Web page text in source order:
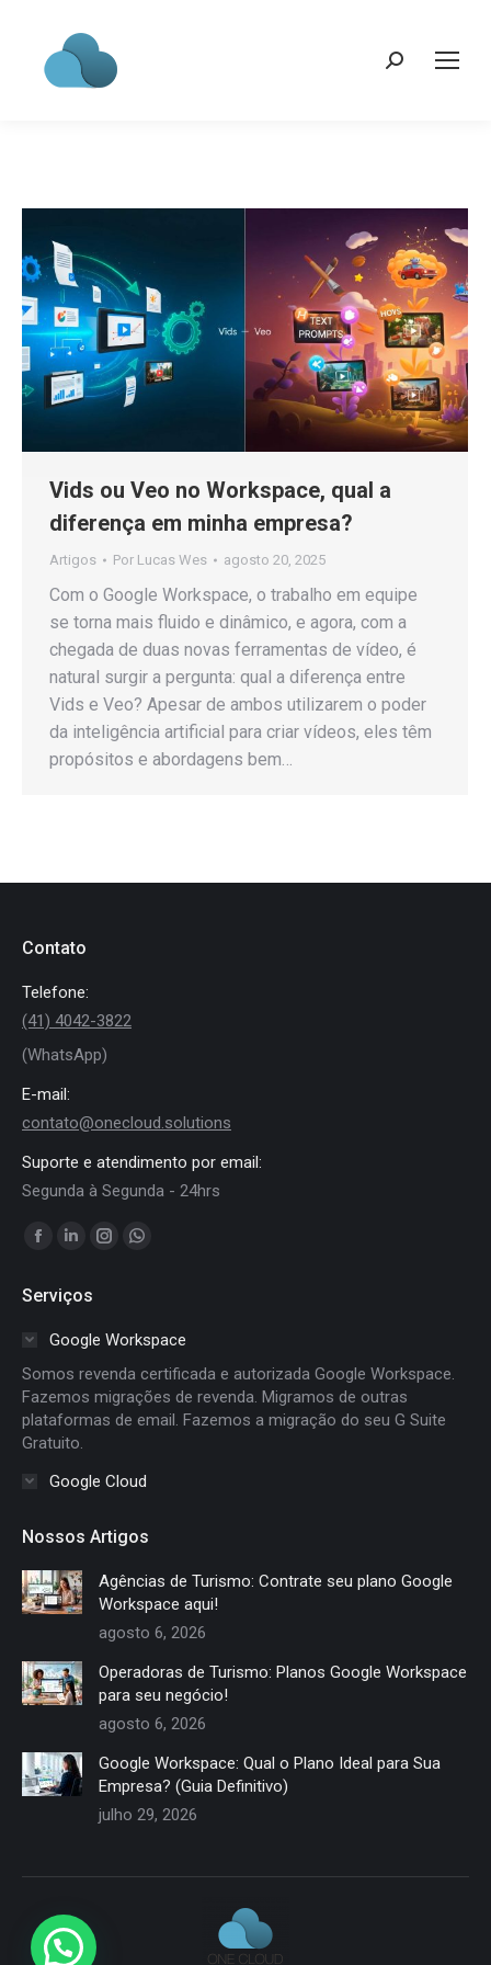
Search:
Vids ou Veo no Workspace, qual a
diferença em minha empresa?
Artigos Por Lucas Wes agosto 20, 2025
Com o Google Workspace, o trabalho em equipe
se torna mais fluido e dinâmico, e agora, com a
chegada de duas novas ferramentas de vídeo, é
natural surgir a pergunta: qual a diferença entre
Vids e Veo? Apesar de ambos utilizarem o poder
da inteligência artificial para criar vídeos, eles têm
propósitos e abordagens bem…
Contato
Telefone:
(41) 4042-3822
(WhatsApp)
E-mail:
contato@onecloud.solutions
Suporte e atendimento por email:
Segunda à Segunda - 24hrs
Encontre-nos em:
Facebook
opens
window
Linkedin
opens
in
window
Instagram
in
window
Whatsapp
in
window
Serviços
Google Workspace
Somos revenda certificada e autorizada Google Workspace.
Fazemos migrações de revenda. Migramos de outras
plataformas de email. Fazemos a migração do seu G Suite
Gratuito.
Google Cloud
Nossos Artigos
Agências de Turismo: Contrate seu plano Google
Workspace aqui!
agosto 6, 2026
Operadoras de Turismo: Planos Google Workspace
para seu negócio!
agosto 6, 2026
Google Workspace: Qual o Plano Ideal para Sua
Empresa? (Guia Definitivo)
julho 29, 2026